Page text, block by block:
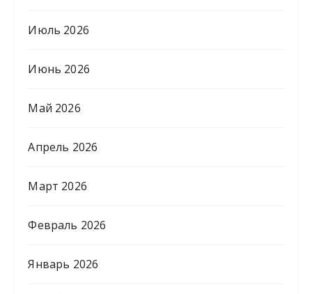
Июль 2026
Июнь 2026
Май 2026
Апрель 2026
Март 2026
Февраль 2026
Январь 2026